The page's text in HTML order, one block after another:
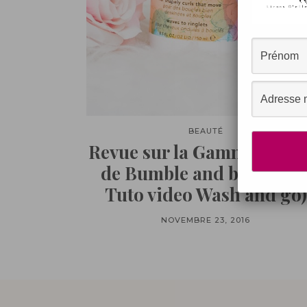
BEAUTÉ
Revue sur la Gamme Bb
de Bumble and bumble
Tuto video Wash and go)
NOVEMBRE 23, 2016